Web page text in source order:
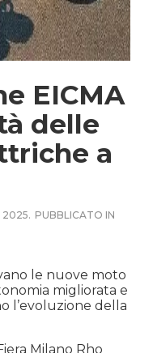
EICMA
delle
a
2025. PUBBLICATO IN
le nuove moto
migliorata e
l’evoluzione della
Milano Rho